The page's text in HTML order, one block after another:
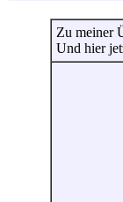
Zu meiner
Und hier